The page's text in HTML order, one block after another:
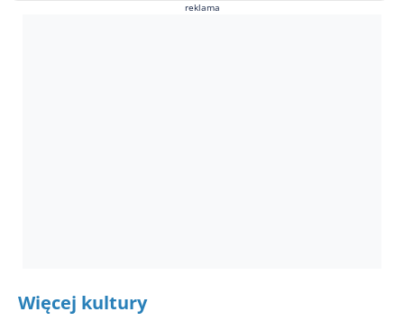
reklama
Więcej kultury